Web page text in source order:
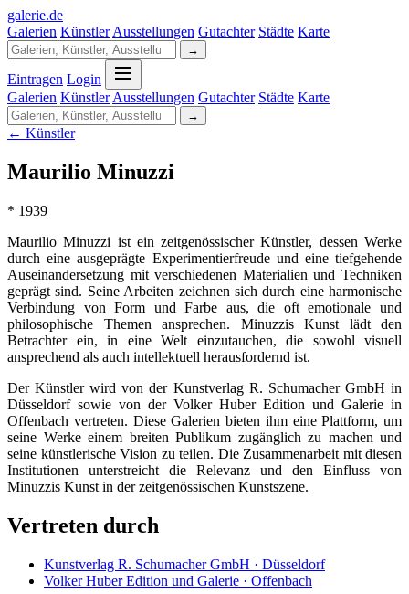
galerie.de
Galerien Künstler Ausstellungen Gutachter Städte Karte
→
Eintragen Login
Galerien Künstler Ausstellungen Gutachter Städte Karte
→
← Künstler
Maurilio Minuzzi
* 1939
Maurilio Minuzzi ist ein zeitgenössischer Künstler, dessen Werke
durch eine ausgeprägte Experimentierfreude und eine tiefgehende
Auseinandersetzung mit verschiedenen Materialien und Techniken
geprägt sind. Seine Arbeiten zeichnen sich durch eine harmonische
Verbindung von Form und Farbe aus, die oft emotionale und
philosophische Themen ansprechen. Minuzzis Kunst lädt den
Betrachter ein, in eine Welt einzutauchen, die sowohl visuell
ansprechend als auch intellektuell herausfordernd ist.
Der Künstler wird von der Kunstverlag R. Schumacher GmbH in
Düsseldorf sowie von der Volker Huber Edition und Galerie in
Offenbach vertreten. Diese Galerien bieten ihm eine Plattform, um
seine Werke einem breiten Publikum zugänglich zu machen und
seine künstlerische Vision zu teilen. Die Zusammenarbeit mit diesen
Institutionen unterstreicht die Relevanz und den Einfluss von
Minuzzis Kunst in der zeitgenössischen Kunstszene.
Vertreten durch
Kunstverlag R. Schumacher GmbH · Düsseldorf
Volker Huber Edition und Galerie · Offenbach